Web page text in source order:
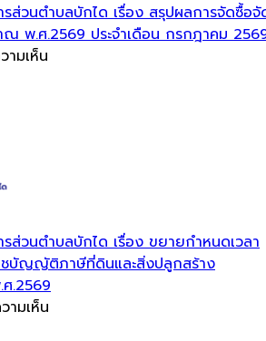
รส่วนตำบลบักได เรื่อง สรุปผลการจัดซื้อจั
ณ พ.ศ.2569 ประจำเดือน กรกฎาคม
ามเห็น
รส่วนตำบลบักได เรื่อง ขยายกำหนดเวลา
ชบัญญัติภาษีที่ดินและสิ่งปลูกสร้าง
.2569
ามเห็น